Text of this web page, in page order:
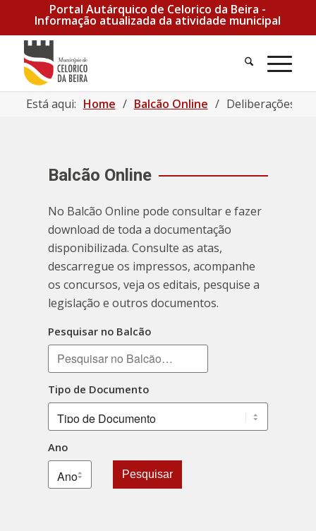
Portal Autárquico de Celorico da Beira -
Informação atualizada da atividade municipal
Pesquisa
Está aqui: Home / Balcão Online / Deliberações
Balcão Online
No Balcão Online pode consultar e fazer
download de toda a documentação
disponibilizada. Consulte as atas,
descarregue os impressos, acompanhe
os concursos, veja os editais, pesquise a
legislação e outros documentos.
Pesquisar no Balcão
Tipo de Documento
Ano
Pesquisar